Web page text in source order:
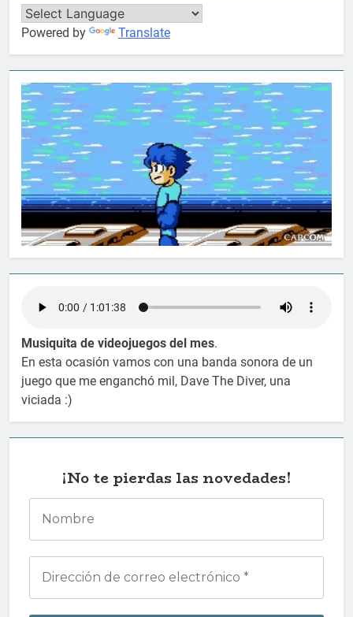
Powered by Translate
Musiquita de videojuegos del mes.
En esta ocasión vamos con una banda sonora de un
juego que me enganchó mil, Dave The Diver, una
viciada :)
¡No te pierdas las novedades!